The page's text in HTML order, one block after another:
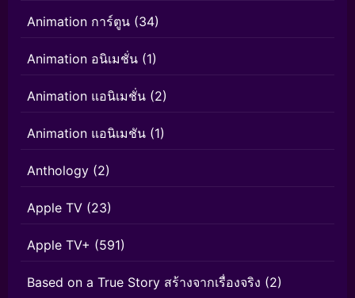
Animation การ์ตูน (34)
Animation อนิเมชั่น (1)
Animation แอนิเมชั่น (2)
Animation แอนิเมชัน (1)
Anthology (2)
Apple TV (23)
Apple TV+ (591)
Based on a True Story สร้างจากเรื่องจริง (2)